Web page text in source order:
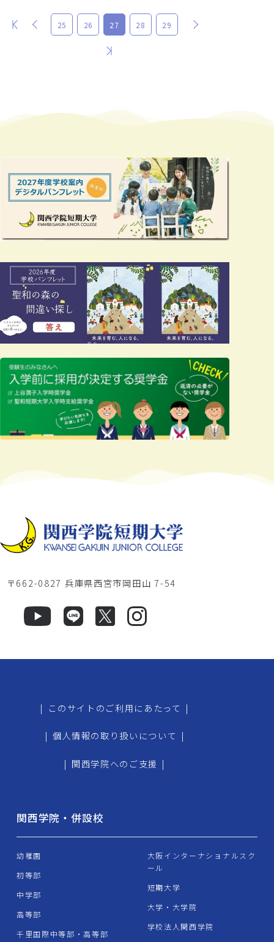
最初 前 25 26 27 28 29
最後
〒662-0827 兵庫県西宮市岡田山 7-54
| このサイトのご利用にあたって |
| 個人情報の取り扱いについて |
| 関西学院へのご支援 |
関西学院・併設校
幼稚園
初等部
中学部
高等部
千里国際中等部・高等部
大阪インターナショナルスク
ール
短期大学
大学・大学院
学校法人関西学院